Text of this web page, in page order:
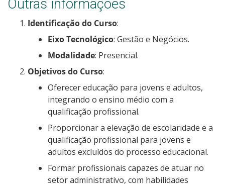
Outras informações
Identificação do Curso:
Eixo Tecnológico: Gestão e Negócios.
Modalidade: Presencial.
Objetivos do Curso:
Oferecer educação para jovens e adultos,
integrando o ensino médio com a
qualificação profissional.
Proporcionar a elevação de escolaridade e a
qualificação profissional para jovens e
adultos excluídos do processo educacional.
Formar profissionais capazes de atuar no
setor administrativo, com habilidades